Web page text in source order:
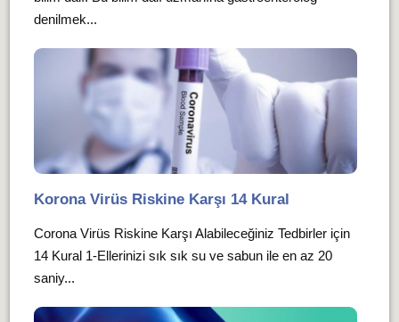
denilmek...
Korona Virüs Riskine Karşı 14 Kural
Corona Virüs Riskine Karşı Alabileceğiniz Tedbirler için
14 Kural 1-Ellerinizi sık sık su ve sabun ile en az 20
saniy...